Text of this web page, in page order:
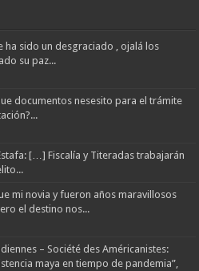
ha sido un desgraciado , ojalá los
su paz...
documentos nesesito para el trámite
[…] Fiscalía y Titeradas trabajarán
mi novia y fueron años maravillosos
el destino nos...
– Société des Américanistes:
maya en tiempo de pandemia”,